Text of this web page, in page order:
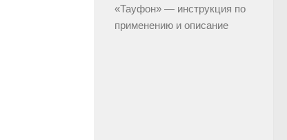
«Тауфон» — инструкция по
применению и описание